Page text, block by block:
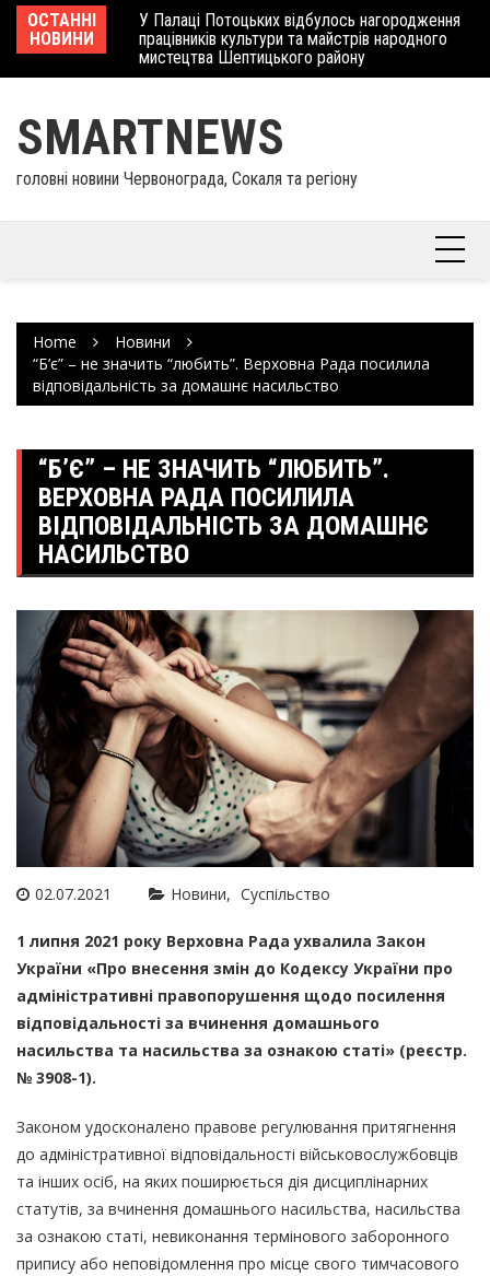
Skip
content
ОСТАННІ
НОВИНИ
У Палаці Потоцьких відбулось нагородження
працівників культури та майстрів народного
мистецтва Шептицького району
SMARTNEWS
головні новини Червонограда, Сокаля та регіону
Home
Новини
“Б’є” – не значить “любить”. Верховна Рада посилила
відповідальність за домашнє насильство
“Б’Є” – НЕ ЗНАЧИТЬ “ЛЮБИТЬ”.
ВЕРХОВНА РАДА ПОСИЛИЛА
ВІДПОВІДАЛЬНІСТЬ ЗА ДОМАШНЄ
НАСИЛЬСТВО
02.07.2021 Новини Суспільство
1 липня 2021 року Верховна Рада ухвалила Закон
України «Про внесення змін до Кодексу України про
адміністративні правопорушення щодо посилення
відповідальності за вчинення домашнього
насильства та насильства за ознакою статі» (реєстр.
№ 3908-1).
Законом удосконалено правове регулювання притягнення
до адміністративної відповідальності військовослужбовців
та інших осіб, на яких поширюється дія дисциплінарних
статутів, за вчинення домашнього насильства, насильства
за ознакою статі, невиконання термінового заборонного
припису або неповідомлення про місце свого тимчасового